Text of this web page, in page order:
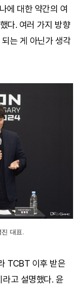
에 대한 약간의 여
다. 여러 가지 방향
는 게 아닌가 생각
대표.
TCBT 이후 받은
고 설명했다. 윤